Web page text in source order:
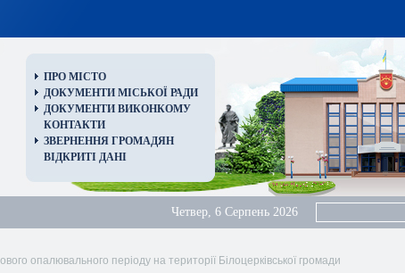
ПРО МІСТО
ДОКУМЕНТИ МІСЬКОЇ РАДИ
ДОКУМЕНТИ ВИКОНКОМУ
КОНТАКТИ
ЗВЕРНЕННЯ ГРОМАДЯН
ВІДКРИТІ ДАНІ
Четвер, 6 Серпень 2026
опалювального періоду на території Білоцерківської громади